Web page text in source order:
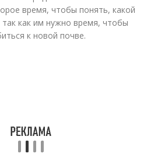
время, чтобы понять, какой
как им нужно время, чтобы
к новой почве.